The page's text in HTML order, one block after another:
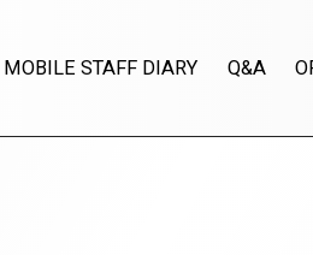
MOBILE STAFF DIARY Q&A